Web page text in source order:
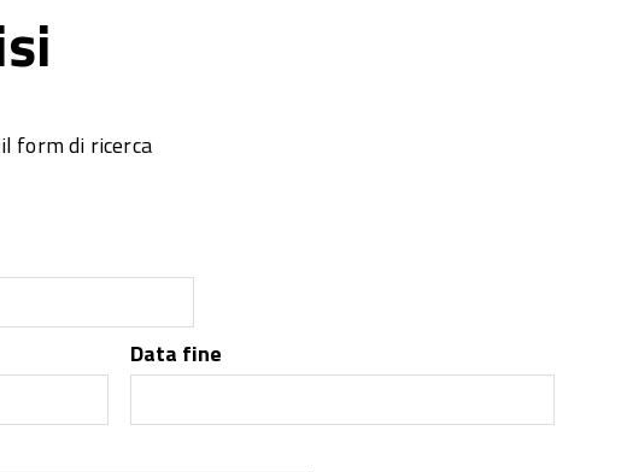
form di ricerca
Data fine